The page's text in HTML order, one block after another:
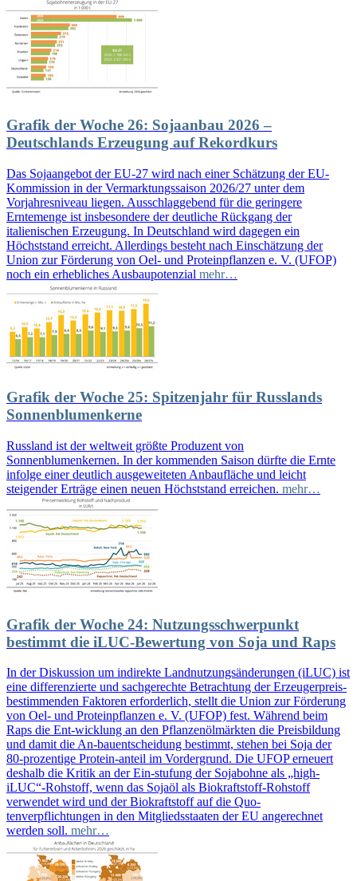
Grafik der Woche 26: Sojaanbau 2026 –
Deutschlands Erzeugung auf Rekordkurs
Das Sojaangebot der EU‑27 wird nach einer Schätzung der EU-
Kommission in der Vermarktungssaison 2026/27 unter dem
Vorjahresniveau liegen. Ausschlaggebend für die geringere
Erntemenge ist insbesondere der deutliche Rückgang der
italienischen Erzeugung. In Deutschland wird dagegen ein
Höchststand erreicht. Allerdings besteht nach Einschätzung der
Union zur Förderung von Oel- und Proteinpflanzen e. V. (UFOP)
noch ein erhebliches Ausbaupotenzial mehr…
Grafik der Woche 25: Spitzenjahr für Russlands
Sonnenblumenkerne
Russland ist der weltweit größte Produzent von
Sonnenblumenkernen. In der kommenden Saison dürfte die Ernte
infolge einer deutlich ausgeweiteten Anbaufläche und leicht
steigender Erträge einen neuen Höchststand erreichen. mehr…
Grafik der Woche 24: Nutzungsschwerpunkt
bestimmt die iLUC-Bewertung von Soja und Raps
In der Diskussion um indirekte Landnutzungsänderungen (iLUC) ist
eine differenzierte und sachgerechte Betrachtung der Erzeugerpreis-
bestimmenden Faktoren erforderlich, stellt die Union zur Förderung
von Oel- und Proteinpflanzen e. V. (UFOP) fest. Während beim
Raps die Ent-wicklung an den Pflanzenölmärkten die Preisbildung
und damit die An-bauentscheidung bestimmt, stehen bei Soja der
80-prozentige Protein-anteil im Vordergrund. Die UFOP erneuert
deshalb die Kritik an der Ein-stufung der Sojabohne als „high-
iLUC“-Rohstoff, wenn das Sojaöl als Biokraftstoff-Rohstoff
verwendet wird und der Biokraftstoff auf die Quo-
tenverpflichtungen in den Mitgliedsstaaten der EU angerechnet
werden soll. mehr…